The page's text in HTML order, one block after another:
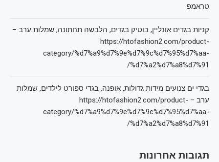
טראמפ
קניות בגדים אונליין, בוטיק בגדים, הלבשה תחתונה, שמלות ערב –
https://htofashion2.com/product-
category/%d7%a9%d7%9e%d7%9c%d7%95%d7%aa-
%d7%a2%d7%a8%d7%91/
בגדי ים צנועים מידות גדולות, אופנה, בגדי ספורט לילדים, שמלות
ערב – https://htofashion2.com/product-
category/%d7%a9%d7%9e%d7%9c%d7%95%d7%aa-
%d7%a2%d7%a8%d7%91/
תגובות אחרונות